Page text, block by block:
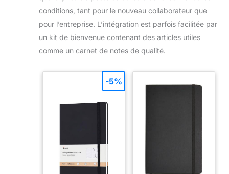
conditions, tant pour le nouveau collaborateur que
pour l’entreprise. L’intégration est parfois facilitée par
un kit de bienvenue contenant des articles utiles
comme un carnet de notes de qualité.
-5%